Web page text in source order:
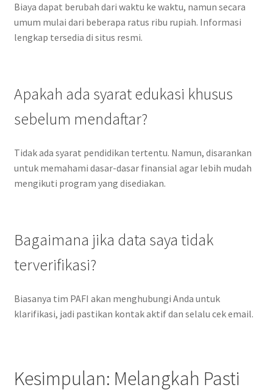
Biaya dapat berubah dari waktu ke waktu, namun secara
umum mulai dari beberapa ratus ribu rupiah. Informasi
lengkap tersedia di situs resmi.
Apakah ada syarat edukasi khusus
sebelum mendaftar?
Tidak ada syarat pendidikan tertentu. Namun, disarankan
untuk memahami dasar-dasar finansial agar lebih mudah
mengikuti program yang disediakan.
Bagaimana jika data saya tidak
terverifikasi?
Biasanya tim PAFI akan menghubungi Anda untuk
klarifikasi, jadi pastikan kontak aktif dan selalu cek email.
Kesimpulan: Melangkah Pasti